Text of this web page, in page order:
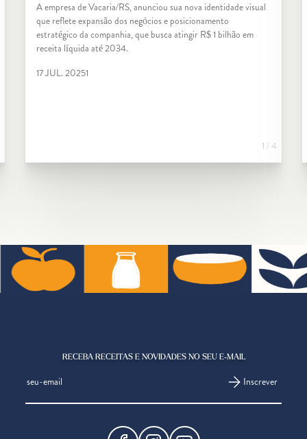
A empresa de Vacaria/RS, anunciou sua nova identidade visual
que reflete expansão dos negócios e posicionamento
estratégico da companhia, que busca atingir R$ 1 bilhão em
receita líquida até 2034.
17 JUL. 20251
1 / 4
RECEBA RECEITAS E NOVIDADES NO SEU E-MAIL
Inscrever